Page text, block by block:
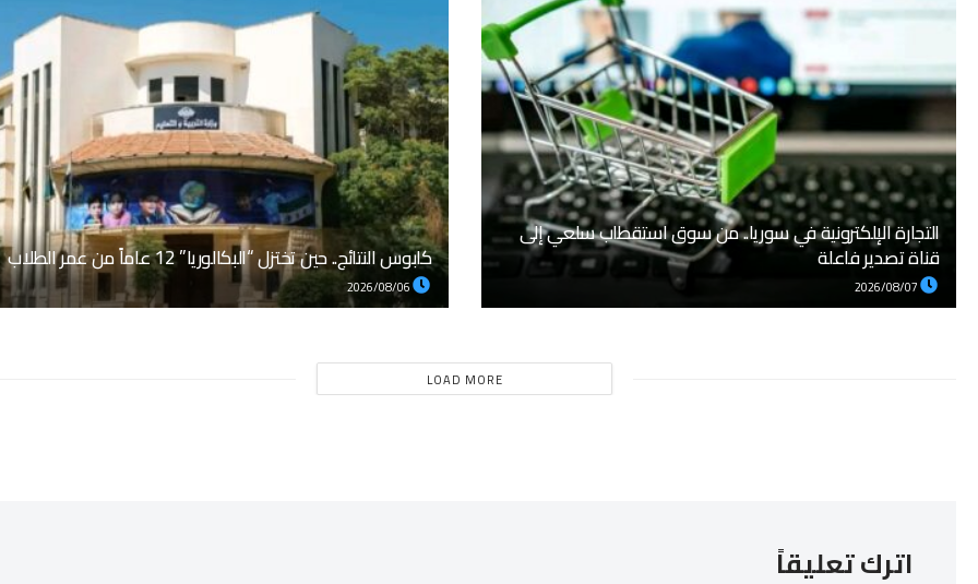
التجارة الإلكترونية في سوريا.. من سوق استقطاب سلعي إلى
قناة تصدير فاعلة كابوس النتائج.. حين تختزل “البكالوريا” 12 عاماً من عمر الطلاب
LOAD MORE
اترك تعليقاً